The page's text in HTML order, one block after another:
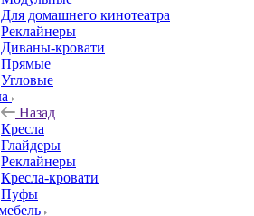
Для домашнего кинотеатра
Реклайнеры
Диваны-кровати
Прямые
Угловые
Назад
Кресла
Глайдеры
Реклайнеры
Кресла-кровати
Пуфы